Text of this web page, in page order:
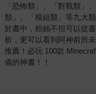
「恐怖類」、「對戰類」
類」、「模組類」等九大
於書中，粉絲不但可以從
析，更可以看到阿神前所
推薦！必玩 100款
備的神書！！